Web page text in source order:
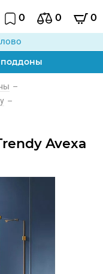
0 0 0
поддоны
–
–
Avexa